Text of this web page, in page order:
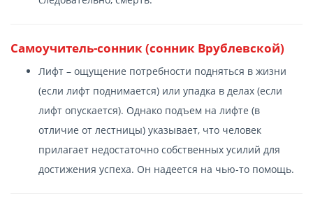
Самоучитель-сонник (сонник Врублевской)
Лифт – ощущение потребности подняться в жизни
(если лифт поднимается) или упадка в делах (если
лифт опускается). Однако подъем на лифте (в
отличие от лестницы) указывает, что человек
прилагает недостаточно собственных усилий для
достижения успеха. Он надеется на чью-то помощь.